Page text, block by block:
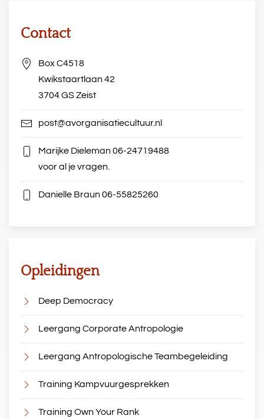
Contact
Box C4518
Kwikstaartlaan 42
3704 GS Zeist
post@avorganisatiecultuur.nl
Marijke Dieleman06-24719488
voor al je vragen.
Danielle Braun06-55825260
Opleidingen
Deep Democracy
Leergang Corporate Antropologie
Leergang Antropologische Teambegeleiding
Training Kampvuurgesprekken
Training Own Your Rank